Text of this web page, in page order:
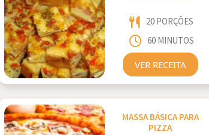
20 PORÇÕES
60 MINUTOS
VER RECEITA
MASSA BÁSICA PARA
PIZZA